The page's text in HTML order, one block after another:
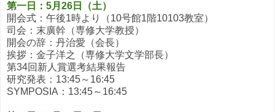
第一日：5月26日（土）
開会式：午後1時より（10号館1階10103教室）
司会：末廣幹（専修大学教授）
開会の辞：丹治愛（会長）
挨拶：金子洋之（専修大学文学部長）
第34回新人賞選考結果報告
研究発表：13:45～16:45
SYMPOSIA：13:45～16:45